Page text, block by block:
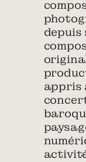
depuis
appris